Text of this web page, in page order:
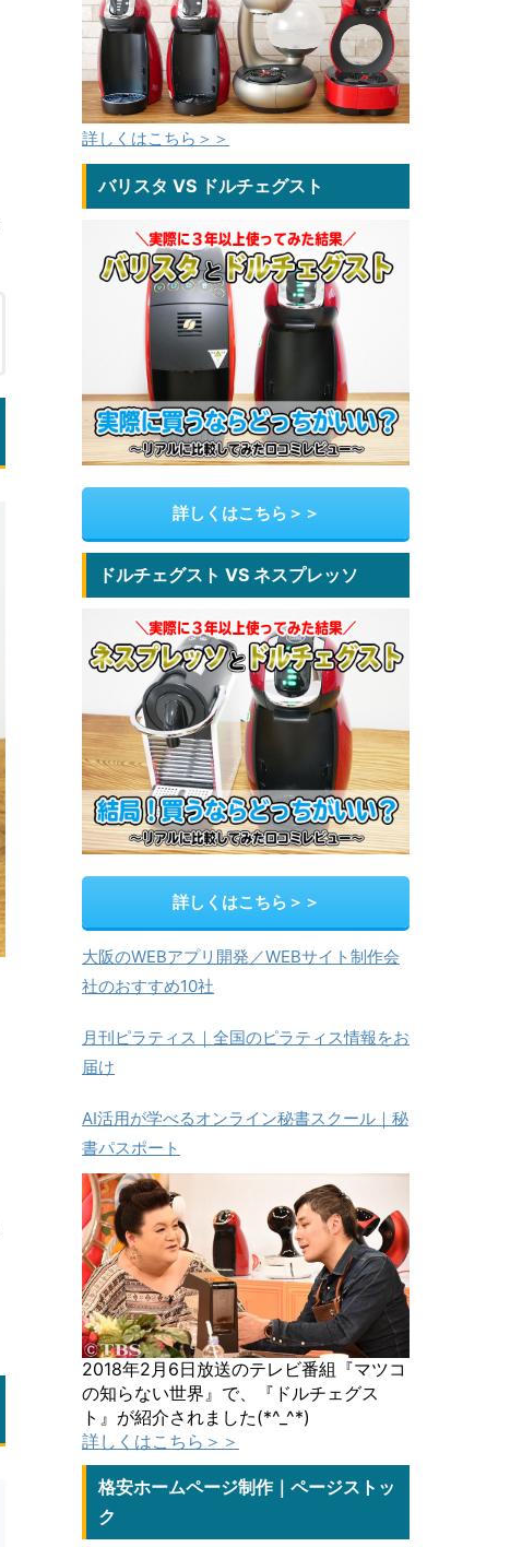
詳しくはこちら＞＞
バリスタ VS ドルチェグスト
詳しくはこちら＞＞
ドルチェグスト VS ネスプレッソ
詳しくはこちら＞＞
大阪のWEBアプリ開発／WEBサイト制作会
社のおすすめ10社
月刊ピラティス｜全国のピラティス情報をお
届け
AI活用が学べるオンライン秘書スクール｜秘
書パスポート
2018年2月6日放送のテレビ番組『マツコ
の知らない世界』で、『ドルチェグス
ト』が紹介されました(*^_^*)
詳しくはこちら＞＞
格安ホームページ制作｜ページストッ
ク